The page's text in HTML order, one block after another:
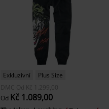
Exkluzivní
Plus Size
DMC Od Kč 1.299,00
Od Kč 1.089,00